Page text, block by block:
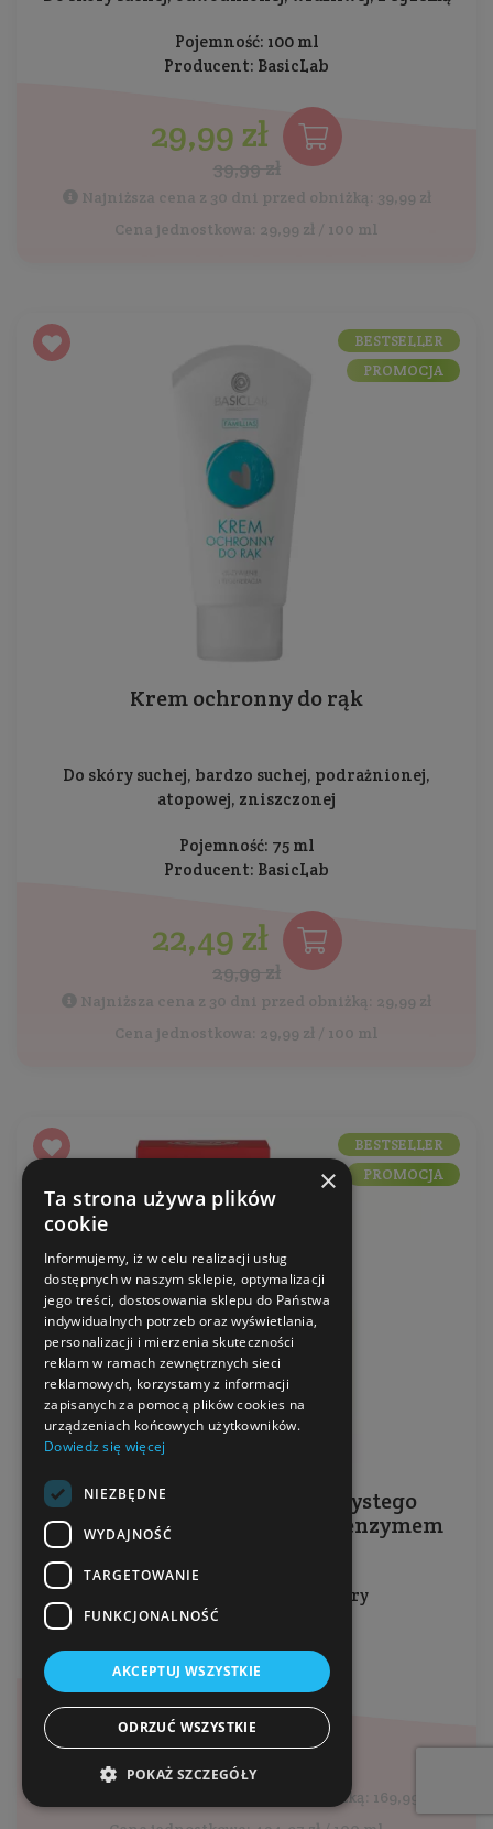
Pojemność: 100 ml
Producent: BasicLab
29,99 zł
39,99 zł
Najniższa cena z 30 dni przed obniżką: 39,99 zł
Cena jednostkowa: 29,99 zł / 100 ml
Krem ochronny do rąk
Do skóry suchej, bardzo suchej, podrażnionej,
atopowej, zniszczonej
Pojemność: 75 ml
Producent: BasicLab
22,49 zł
29,99 zł
Najniższa cena z 30 dni przed obniżką: 29,99 zł
Cena jednostkowa: 29,99 zł / 100 ml
BESTSELLER
PROMOCJA
Emulsyjne serum z 0,3% czystego
retinolu, 3% witaminą C i koenzymem
Do wszystkich rodzajów skóry
Producent:BasicLab
127,49 zł
169,99 zł
Najniższa cena z 30 dni przed obniżką: 169,99 zł
BESTSELLER
PROMOCJA
×
Ta strona używa plików
cookie
Informujemy, iż w celu realizacji usług
dostępnych w naszym sklepie, optymalizacji
jego treści, dostosowania sklepu do Państwa
indywidualnych potrzeb oraz wyświetlania,
personalizacji i mierzenia skuteczności
reklam w ramach zewnętrznych sieci
reklamowych, korzystamy z informacji
zapisanych za pomocą plików cookies na
urządzeniach końcowych użytkowników.
Dowiedz się więcej
NIEZBĘDNE
WYDAJNOŚĆ
TARGETOWANIE
FUNKCJONALNOŚĆ
AKCEPTUJ WSZYSTKIE
ODRZUĆ WSZYSTKIE
POKAŻ SZCZEGÓŁY